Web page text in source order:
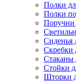
Полки
Полки
Поручни
Сиденья
Скребки
Стаканы
Стойки
Шторки